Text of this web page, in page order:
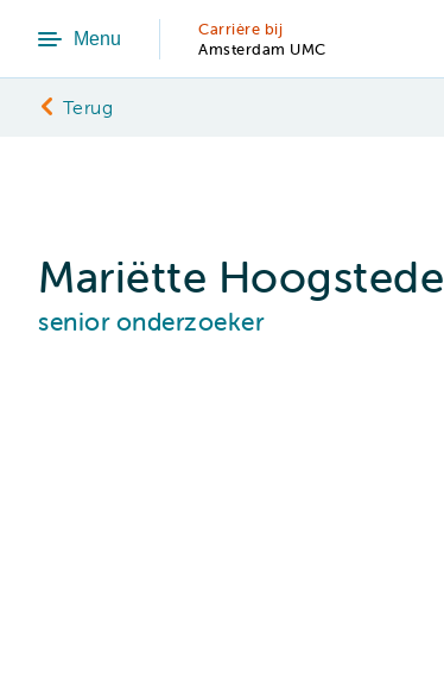
Menu
Carrière bij
Amsterdam UMC
Terug
Mariëtte
senior onderzoeker